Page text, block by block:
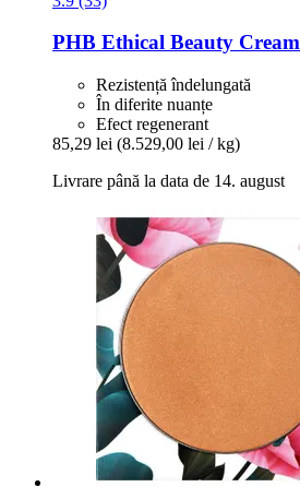
PHB Ethical Beauty
Rezistență îndelungată
În diferite nuanțe
Efect regenerant
85,29 lei (8.529,00 lei / kg)
Livrare până la data de 14. august